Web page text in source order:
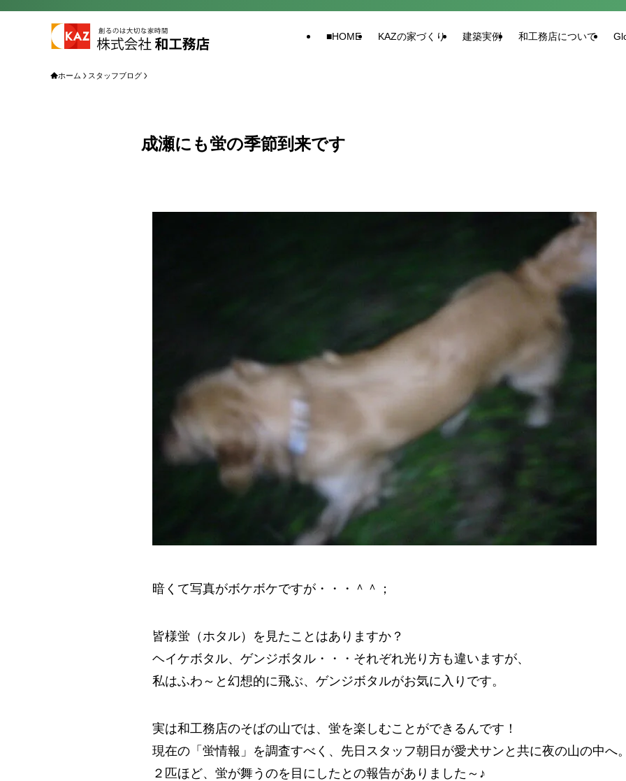
■HOME KAZの家づくり 建築実例 和工務店について
ホーム スタッフブログ
成瀬にも蛍の季節到来です
暗くて写真がボケボケですが・・・＾＾；
皆様蛍（ホタル）を見たことはありますか？
ヘイケボタル、ゲンジボタル・・・それぞれ光り方も違いますが、
私はふわ～と幻想的に飛ぶ、ゲンジボタルがお気に入りです。
実は和工務店のそばの山では、蛍を楽しむことができるんです！
現在の「蛍情報」を調査すべく、先日スタッフ朝日が愛犬サンと共に夜の山の中へ。
２匹ほど、蛍が舞うのを目にしたとの報告がありました～♪